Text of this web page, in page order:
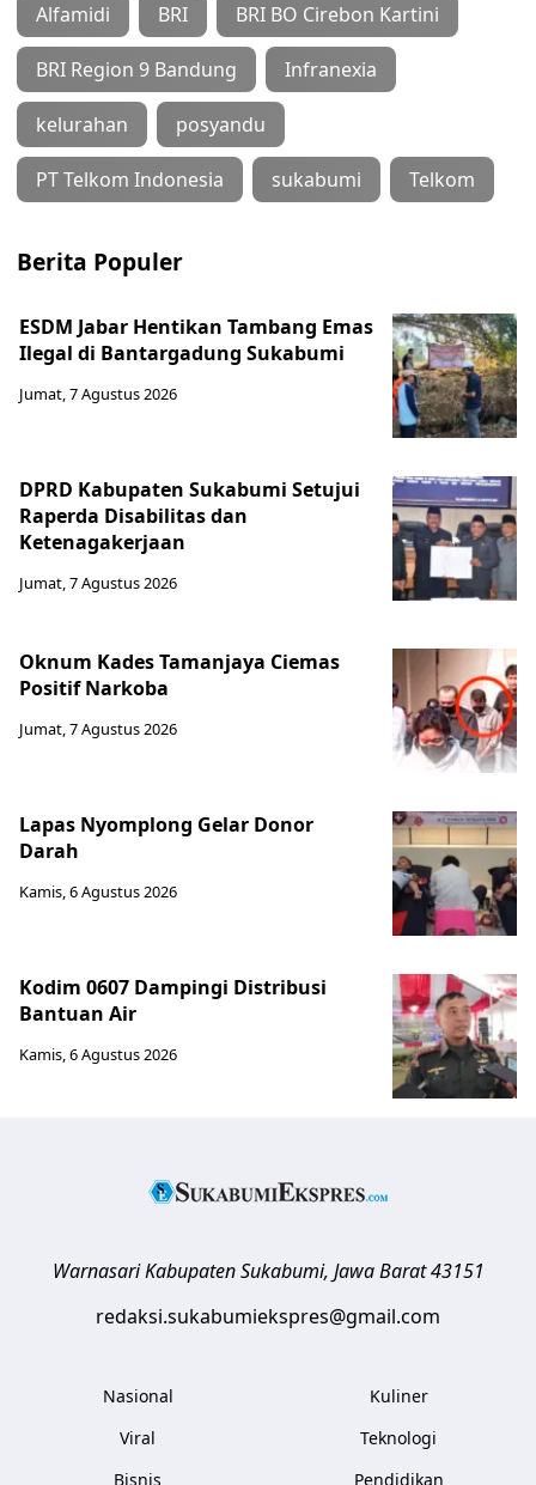
Alfamidi BRI BRI BO Cirebon Kartini
BRI Region 9 Bandung Infranexia
kelurahan posyandu
PT Telkom Indonesia sukabumi Telkom
Berita Populer
ESDM Jabar Hentikan Tambang Emas
Ilegal di Bantargadung Sukabumi
Jumat, 7 Agustus 2026
DPRD Kabupaten Sukabumi Setujui
Raperda Disabilitas dan
Ketenagakerjaan
Jumat, 7 Agustus 2026
Oknum Kades Tamanjaya Ciemas
Positif Narkoba
Jumat, 7 Agustus 2026
Lapas Nyomplong Gelar Donor
Darah
Kamis, 6 Agustus 2026
Kodim 0607 Dampingi Distribusi
Bantuan Air
Kamis, 6 Agustus 2026
Warnasari Kabupaten Sukabumi, Jawa Barat 43151
redaksi.sukabumiekspres@gmail.com
Nasional
Viral
Bisnis
Kuliner
Teknologi
Pendidikan